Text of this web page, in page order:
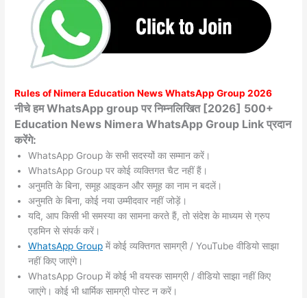
Rules ofNimeraEducation News WhatsApp Group 2026
नीचे हम WhatsApp group पर निम्नलिखित [2026] 500+
Education News Nimera WhatsApp Group Link प्रदान
करेंगे:
WhatsApp Group के सभी सदस्यों का सम्मान करें।
WhatsApp Group पर कोई व्यक्तिगत चैट नहीं हैं।
अनुमति के बिना, समूह आइकन और समूह का नाम न बदलें।
अनुमति के बिना, कोई नया उम्मीदवार नहीं जोड़ें।
यदि, आप किसी भी समस्या का सामना करते हैं, तो संदेश के माध्यम से ग्रुप
एडमिन से संपर्क करें।
WhatsApp Group में कोई व्यक्तिगत सामग्री / YouTube वीडियो साझा
नहीं किए जाएंगे।
WhatsApp Group में कोई भी वयस्क सामग्री / वीडियो साझा नहीं किए
जाएंगे। कोई भी धार्मिक सामग्री पोस्ट न करें।